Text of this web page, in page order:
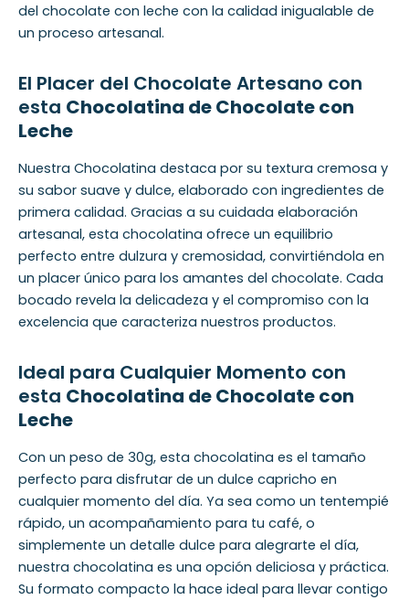
del chocolate con leche con la calidad inigualable de
un proceso artesanal.
El Placer del Chocolate Artesano con
esta Chocolatina de Chocolate con
Leche
Nuestra Chocolatina destaca por su textura cremosa y
su sabor suave y dulce, elaborado con ingredientes de
primera calidad. Gracias a su cuidada elaboración
artesanal, esta chocolatina ofrece un equilibrio
perfecto entre dulzura y cremosidad, convirtiéndola en
un placer único para los amantes del chocolate. Cada
bocado revela la delicadeza y el compromiso con la
excelencia que caracteriza nuestros productos.
Ideal para Cualquier Momento con
esta Chocolatina de Chocolate con
Leche
Con un peso de 30g, esta chocolatina es el tamaño
perfecto para disfrutar de un dulce capricho en
cualquier momento del día. Ya sea como un tentempié
rápido, un acompañamiento para tu café, o
simplemente un detalle dulce para alegrarte el día,
nuestra chocolatina es una opción deliciosa y práctica.
Su formato compacto la hace ideal para llevar contigo